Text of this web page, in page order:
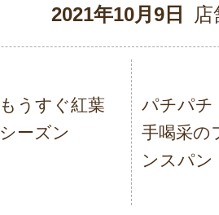
2021年10月9日 店
もうすぐ紅葉
シーズン
パチパチ
手喝采の
ンスパン